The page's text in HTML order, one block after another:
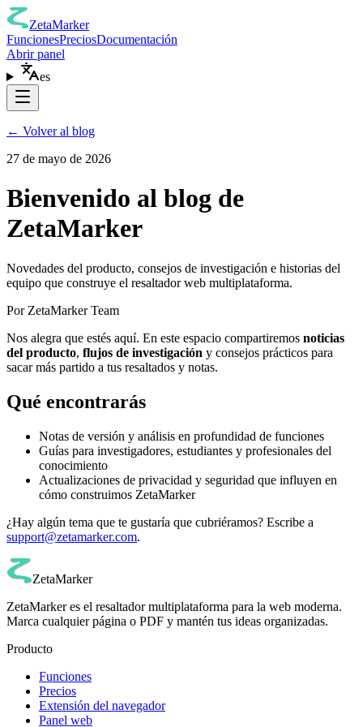
ZetaMarker
FuncionesPreciosDocumentación
Abrir panel
es
← Volver al blog
27 de mayo de 2026
Bienvenido al blog de
ZetaMarker
Novedades del producto, consejos de investigación e historias del
equipo que construye el resaltador web multiplataforma.
Por ZetaMarker Team
Nos alegra que estés aquí. En este espacio compartiremos noticias
del producto, flujos de investigación y consejos prácticos para
sacar más partido a tus resaltados y notas.
Qué encontrarás
Notas de versión y análisis en profundidad de funciones
Guías para investigadores, estudiantes y profesionales del
conocimiento
Actualizaciones de privacidad y seguridad que influyen en
cómo construimos ZetaMarker
¿Hay algún tema que te gustaría que cubriéramos? Escribe a
support@zetamarker.com.
ZetaMarker
ZetaMarker es el resaltador multiplataforma para la web moderna.
Marca cualquier página o PDF y mantén tus ideas organizadas.
Producto
Funciones
Precios
Extensión del navegador
Panel web